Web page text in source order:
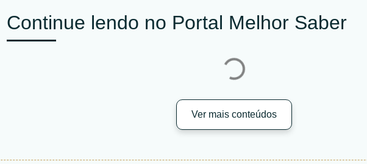
Continue lendo no Portal Melhor Saber
Ver mais conteúdos